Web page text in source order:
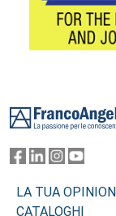
LA TUA
CATALOGHI